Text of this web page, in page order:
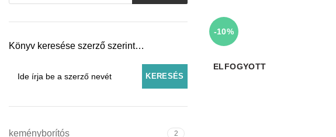
Könyv keresése szerző szerint…
keményborítós 2
-10%
ELFOGYOTT